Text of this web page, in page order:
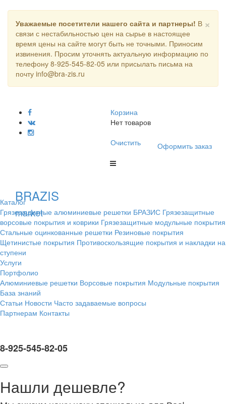
×
Уважаемые посетители нашего сайта и партнеры! В
связи с нестабильностью цен на сырье в настоящее
время цены на сайте могут быть не точными. Приносим
извинения. Просим уточнять актуальную информацию по
телефону 8-925-545-82-05 или присылать письма на
почту info@bra-zis.ru
Корзина
Нет товаров
Очистить
Оформить заказ
BRAZIS
market
Каталог
Грязезащитные алюминиевые решетки БРАЗИС Грязезащитные
ворсовые покрытия и коврики Грязезащитные модульные покрытия
Стальные оцинкованные решетки Резиновые покрытия
Щетинистые покрытия Противоскользящие покрытия и накладки на
ступени
Услуги
Портфолио
Алюминиевые решетки Ворсовые покрытия Модульные покрытия
База знаний
Статьи Новости Часто задаваемые вопросы
Партнерам Контакты
8-925-545-82-05
Нашли дешевле?